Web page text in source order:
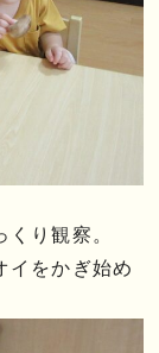
り観察。
イをかぎ始め